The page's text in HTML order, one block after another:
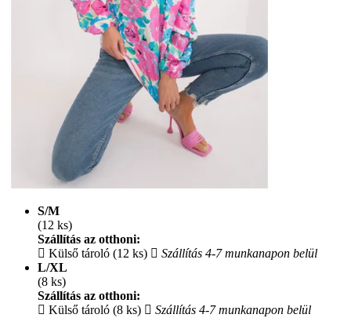
S/M
(12 ks)
Szállítás az otthoni:
Külső tároló (12 ks)
Szállítás 4-7 munkanapon belül
L/XL
(8 ks)
Szállítás az otthoni:
Külső tároló (8 ks)
Szállítás 4-7 munkanapon belül